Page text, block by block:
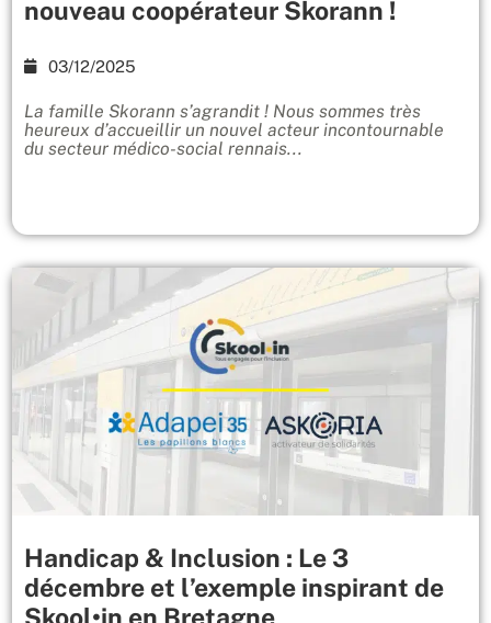
nouveau coopérateur Skorann !
03/12/2025
La famille Skorann s’agrandit ! Nous sommes très
heureux d’accueillir un nouvel acteur incontournable
du secteur médico-social rennais...
Handicap & Inclusion : Le 3
décembre et l’exemple inspirant de